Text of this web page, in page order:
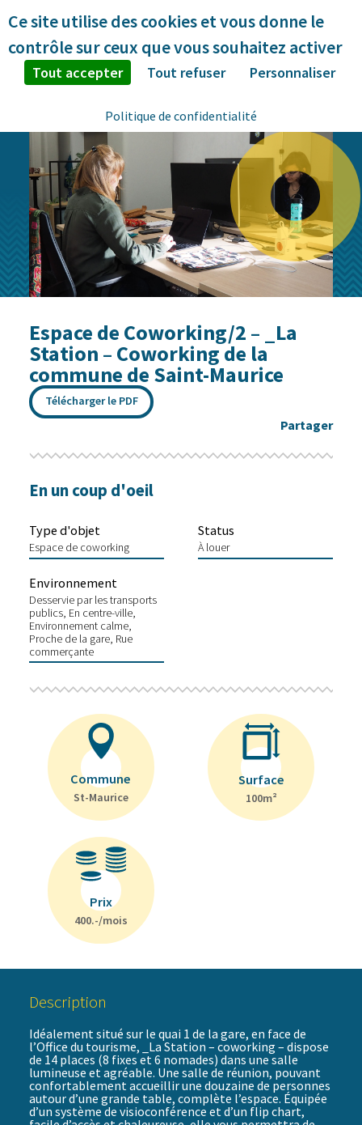
Espace de Coworking/2 – _La
Station – Coworking de la
commune de Saint-Maurice
Télécharger le PDF
Partager
En un coup d'oeil
Type d'objet
Espace de coworking
Status
À louer
Environnement
Desservie par les transports
publics En centre-ville
Environnement calme
Proche de la gare Rue
commerçante
Commune
St-Maurice
Surface
100m²
Prix
400.-/mois
Description
Idéalement situé sur le quai 1 de la gare, en face de
l’Office du tourisme, _La Station – coworking – dispose
de 14 places (8 fixes et 6 nomades) dans une salle
lumineuse et agréable. Une salle de réunion, pouvant
confortablement accueillir une douzaine de personnes
autour d’une grande table, complète l’espace. Équipée
d’un système de visioconférence et d’un flip chart,
Ce site utilise des cookies et vous donne le
contrôle sur ceux que vous souhaitez activer
Tout accepter Tout refuser Personnaliser
Politique de confidentialité